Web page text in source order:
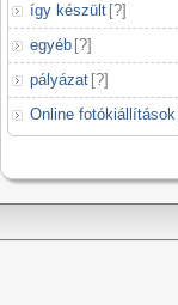
így készült [?]
egyéb [?]
pályázat [?]
Online fotókiállítások